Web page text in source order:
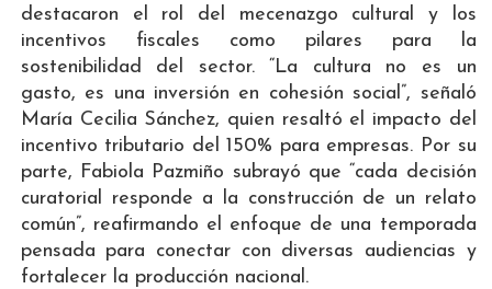
destacaron el rol del mecenazgo cultural y los
incentivos fiscales como pilares para la
sostenibilidad del sector. “La cultura no es un
gasto, es una inversión en cohesión social”, señaló
María Cecilia Sánchez, quien resaltó el impacto del
incentivo tributario del 150% para empresas. Por su
parte, Fabiola Pazmiño subrayó que “cada decisión
curatorial responde a la construcción de un relato
común”, reafirmando el enfoque de una temporada
pensada para conectar con diversas audiencias y
fortalecer la producción nacional.